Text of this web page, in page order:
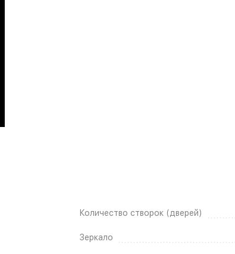
Количество створок (дверей)
Зеркало